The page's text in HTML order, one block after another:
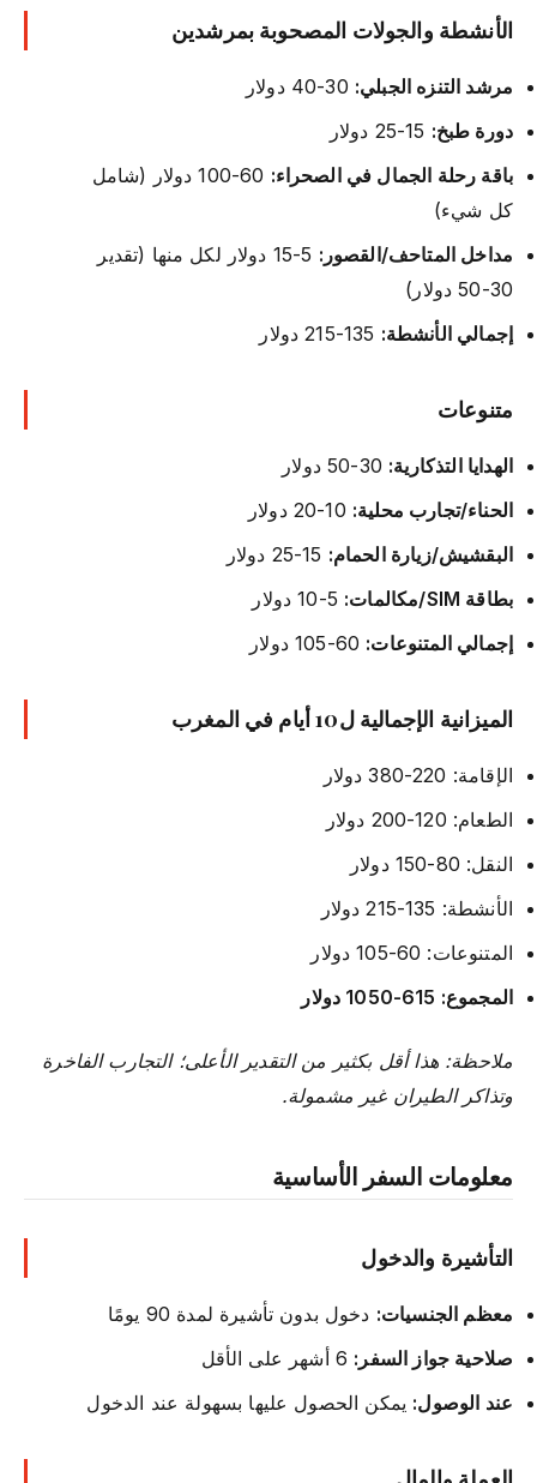
الأنشطة والجولات المصحوبة بمرشدين
مرشد التنزه الجبلي:
دورة طبخ:
باقة رحلة الجمال في الصحراء:
60-100 دولار (شامل
كل شيء)
مداخل المتاحف/القصور:
5-15 دولار لكل منها (تقدير
30-50 دولار)
إجمالي الأنشطة:
متنوعات
الهدايا التذكارية:
الحناء/تجارب محلية:
البقشيش/زيارة الحمام:
بطاقة SIM/مكالمات:
إجمالي المتنوعات:
الميزانية الإجمالية ل10 أيام في المغرب
الإقامة: 220-380 دولار
الطعام: 120-200 دولار
النقل: 80-150 دولار
الأنشطة: 135-215 دولار
المتنوعات: 60-105 دولار
المجموع: 615-1050 دولار
ملاحظة: هذا أقل بكثير من التقدير الأعلى؛ التجارب الفاخرة
وتذاكر الطيران غير مشمولة.
معلومات السفر الأساسية
التأشيرة والدخول
معظم الجنسيات: دخول بدون تأشيرة لمدة 90 يومًا
صلاحية جواز السفر:
عند الوصول: يمكن الحصول عليها بسهولة عند الدخول